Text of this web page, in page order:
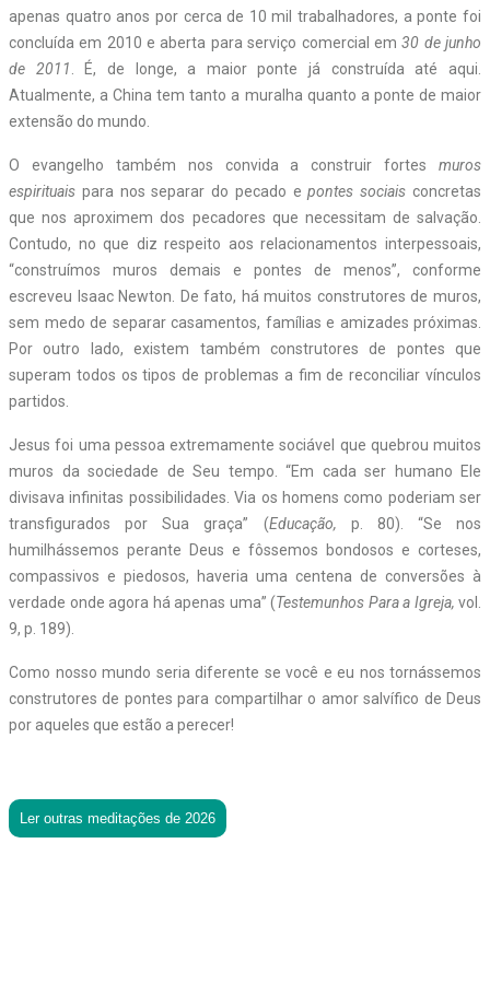
apenas quatro anos por cerca de 10 mil trabalhadores, a ponte foi
concluída em 2010 e aberta para serviço comercial em30 de junho
de 2011
. É, de longe, a maior ponte já construída até aqui.
Atualmente, a China tem tanto a muralha quanto a ponte de maior
extensão do mundo.
O evangelho também nos convida a construir fortes muros
espirituais para nos separar do pecado epontes sociaisconcretas
que nos aproximem dos pecadores que necessitam de salvação.
Contudo, no que diz respeito aos relacionamentos interpessoais,
“construímos muros demais e pontes de menos”, conforme
escreveu Isaac Newton. De fato, há muitos construtores de muros,
sem medo de separar casamentos, famílias e amizades próximas.
Por outro lado, existem também construtores de pontes que
superam todos os tipos de problemas a fim de reconciliar vínculos
partidos.
Jesus foi uma pessoa extremamente sociável que quebrou muitos
muros da sociedade de Seu tempo. “Em cada ser humano Ele
divisava infinitas possibilidades. Via os homens como poderiam ser
transfigurados por Sua graça” (Educação, p. 80). “Se nos
humilhássemos perante Deus e fôssemos bondosos e corteses,
compassivos e piedosos, haveria uma centena de conversões à
verdade onde agora há apenas uma” (Testemunhos Para a Igreja, vol.
9, p. 189).
Como nosso mundo seria diferente se você e eu nos tornássemos
construtores de pontes para compartilhar o amor salvífico de Deus
por aqueles que estão a perecer!
Ler outras meditações de 2026